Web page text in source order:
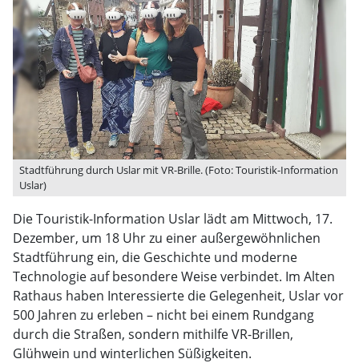
Stadtführung durch Uslar mit VR-Brille. (Foto: Touristik-Information
Uslar)
Die Touristik-Information Uslar lädt am Mittwoch, 17.
Dezember, um 18 Uhr zu einer außergewöhnlichen
Stadtführung ein, die Geschichte und moderne
Technologie auf besondere Weise verbindet. Im Alten
Rathaus haben Interessierte die Gelegenheit, Uslar vor
500 Jahren zu erleben – nicht bei einem Rundgang
durch die Straßen, sondern mithilfe VR-Brillen,
Glühwein und winterlichen Süßigkeiten.